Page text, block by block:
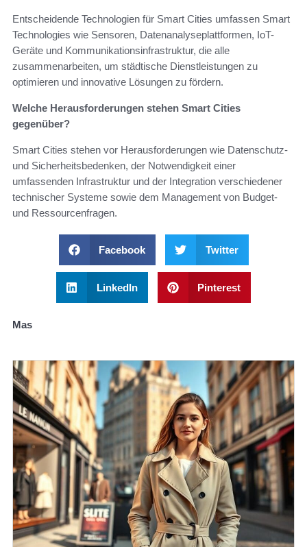
Entscheidende Technologien für Smart Cities umfassen Smart
Technologies wie Sensoren, Datenanalyseplattformen, IoT-
Geräte und Kommunikationsinfrastruktur, die alle
zusammenarbeiten, um städtische Dienstleistungen zu
optimieren und innovative Lösungen zu fördern.
Welche Herausforderungen stehen Smart Cities
gegenüber?
Smart Cities stehen vor Herausforderungen wie Datenschutz-
und Sicherheitsbedenken, der Notwendigkeit einer
umfassenden Infrastruktur und der Integration verschiedener
technischer Systeme sowie dem Management von Budget-
und Ressourcenfragen.
Facebook Twitter
LinkedIn Pinterest
Mas